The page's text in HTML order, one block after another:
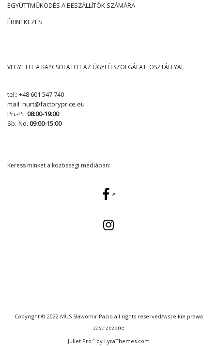
EGYÜTTMŰKÖDÉS A BESZÁLLÍTÓK SZÁMÁRA
ÉRINTKEZÉS
VEGYE FEL A KAPCSOLATOT AZ ÜGYFÉLSZOLGÁLATI OSZTÁLLYAL
tel.: +48 601 547 740
mail: hurt@factoryprice.eu
Pn.-Pt. 08:00-19:00
Sb.-Nd. 09:00-15:00
Keress minket a közösségi médiában:
Copyright © 2022 MUS Sławomir Pazio all rights reserved/wszelkie prawa
zastrzeżone
Juliet Pro
by LyraThemes.com